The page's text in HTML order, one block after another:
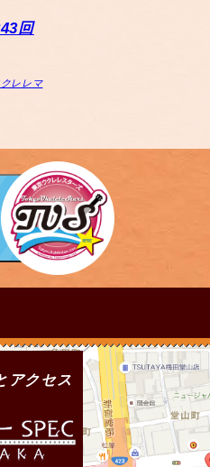
回
クレレマ
アクセス